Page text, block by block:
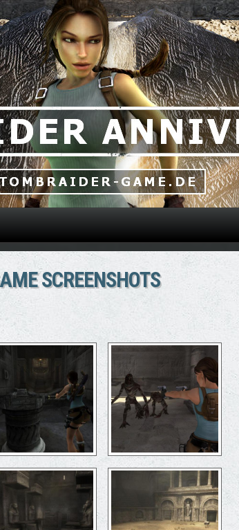
Direkt zum Inhalt
SCREENSHOTS